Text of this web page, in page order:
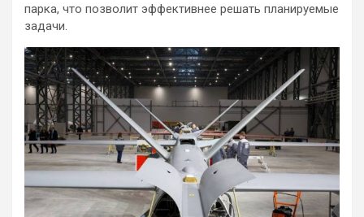
парка, что позволит эффективнее решать планируемые
задачи.